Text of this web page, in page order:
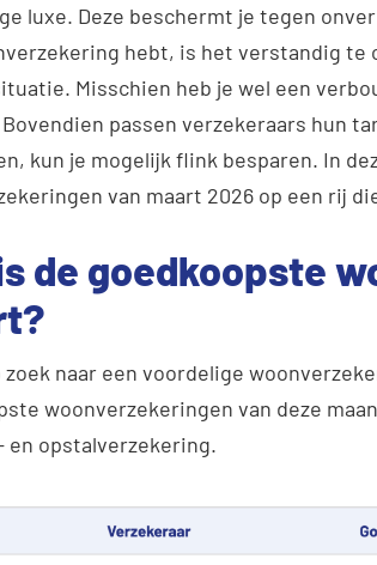
luxe. Deze beschermt je tegen
hebt, is het verstandig te
Misschien heb je wel een
passen verzekeraars hun
kun je mogelijk flink besparen. In
van maart 2026 op een rij
de goedkoopste
zoek naar een voordelige
woonverzekeringen van deze
en opstalverzekering.